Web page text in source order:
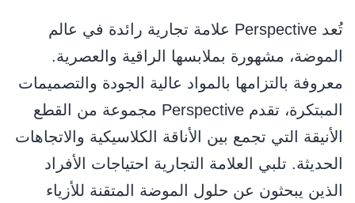
ﺗُﻌﺪ Perspective ﻋﻼﻣﺔ ﺗﺠﺎرﻳﺔ راﺋﺪة ﻓﻲ ﻋﺎﻟﻢ
اﻟﻤﻮﺿﺔ، ﻣﺸﻬﻮرة ﺑﻤﻼﺑﺴﻬﺎ اﻟﺮاﻗﻴﺔ واﻟﻌﺼﺮﻳﺔ.
ﻣﻌﺮوﻓﺔ ﺑﺎﻟﺘﺰاﻣﻬﺎ ﺑﺎﻟﻤﻮاد ﻋﺎﻟﻴﺔ اﻟﺠﻮدة واﻟﺘﺼﻤﻴﻤﺎت
اﻟﻤﺒﺘﻜﺮة، ﺗﻘﺪم Perspective ﻣﺠﻤﻮﻋﺔ ﻣﻦ اﻟﻘﻄﻊ
اﻷﻧﻴﻘﺔ اﻟﺘﻲ ﺗﺠﻤﻊ ﺑﻴﻦ اﻷﻧﺎﻗﺔ اﻟﻜﻼﺳﻴﻜﻴﺔ واﻻﺗﺠﺎﻫﺎت
اﻟﺤﺪﻳﺜﺔ. ﺗﻠﺒﻲ اﻟﻌﻼﻣﺔ اﻟﺘﺠﺎرﻳﺔ اﺣﺘﻴﺎﺟﺎت اﻷﻓﺮاد
اﻟﺬﻳﻦ ﻳﺒﺤﺜﻮن ﻋﻦ ﺣﻠﻮل اﻟﻤﻮﺿﺔ اﻟﻤﺘﻘﻨﺔ ﻟﻸزﻳﺎء